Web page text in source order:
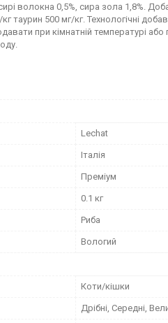
волокна 0,5%, сира зола 1,8%.
таурин 500 мг/кг. Технологічні
при кімнатній температурі або
Lechat
Італія
Преміум
0.1 кг
Риба
Вологий
Коти/кішки
Дрібні, Середні,